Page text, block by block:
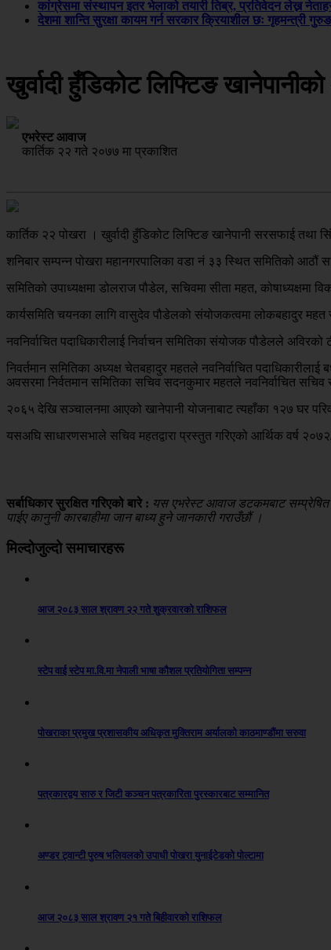
कांग्रेसमा संस्थापन इतर भेलाको तयारी तिब्र, प्रतिवेदन लेख्न
देशमा शान्ति सुरक्षा कायम गर्न सरकार क्रियाशील छः गृहमन्त्री गुरुङ
खुर्वादी हुँडिकोट लिफ्टिङ
एभरेस्ट आवाज
कार्तिक २२ गते २०७७ मा प्रकाशित
कार्तिक २२ पोखरा । खुर्वादी हुँडिकोट लिफ्टिङ खानेपानी सरसफाई तथा
शनिबार सम्पन्न पोखरा महानगरपालिका वडा नं ३३ स्थित समितिको आठौं
समितिको उपाध्यक्षमा डोलराज पौडेल, सचिवमा सीता महत,
कार्यसमिति चयनका लागि वासुदेव पौडेलको संयोजकत्वमा लोकबहादुर
नवनिर्वाचित पदाधिकारीलाई निर्वाचन समितिका संयोजक पौडेलले
निवर्तमान समितिका अध्यक्ष चेतबहादुर महतले नवनिर्वाचित
अवसरमा निर्वतमान समितिका सचिव सदनकुमार महतले नवनिर्वाचित
२०६५ देखि सञ्चालनमा आएको खानेपानी योजनाबाट त्यहाँका १२७ घर
यसअघि साधारणसभाले सचिव महतद्वारा प्रस्तुत गरिएको आर्थिक वर्ष
सर्बाधिकार सुरक्षित गरिएको बारे : यस एभरेस्ट आवाज डटकमबाट सम्प्रेषित
पाईए कानुनी कारबाहीमा जान बाध्य हुने जानकारी गराउँछौं ।
मिल्दोजुल्दो समाचारहरू
आज २०८३ साल श्रावण २२ गते शुक्रवारको राशिफल
स्टेप वाई स्टेप मा.वि.मा नेपाली भाषा कौशल प्रतियोगिता सम्पन्न
पोखराका प्रमुख प्रशासकीय अधिकृत मुक्तिराम अर्यालको काठमाण्डौंमा सरुवा
पत्रकारद्वय सारु र जिटी कञ्चन पत्रकारिता पुरस्कारबाट सम्मानित
अण्डर ट्वान्टी पुरुष भलिवलको उपाधी पोखरा युनाईटेडको पोल्टामा
आज २०८३ साल श्रावण २१ गते बिहीवारको राशिफल